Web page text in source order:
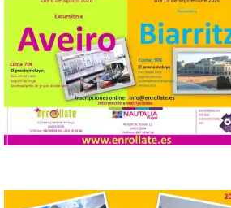
organiza con la ESA y el
Ayuntamiento
7 Ago 2026
Los materiales ya pueden
recogerse gratuitamente
en la Oficina de
Información Turística de
León e incluyen, además
observar el eclipse con seguridad León, 7